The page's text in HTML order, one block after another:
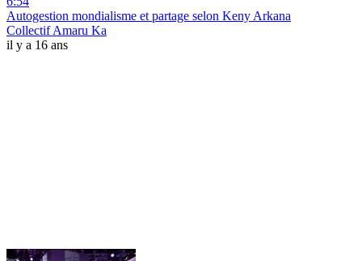
Autogestion mondialisme et partage selon Keny Arkana
Collectif Amaru Ka
il y a 16 ans